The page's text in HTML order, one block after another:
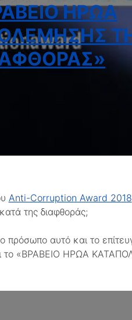
ΗΡΩΑ
Anti-Corruption Award 2018
της διαφθοράς;
αυτό και το
το «ΒΡΑΒΕΙΟ ΗΡΩΑ